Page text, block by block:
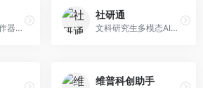
专业英文论文写作器，支持学术论文全流程。面向留学生和国际期刊投稿者，提供英文论文撰写、润色、格式调整等服务，学术英语表达规范。
社研通
文科研究生多模态AI学术写作平台。面向文科研究生和社科研究者，提供文献综述、理论分析、定性研究辅助等服务，文科研究方法论支持完善。
维普科创助手